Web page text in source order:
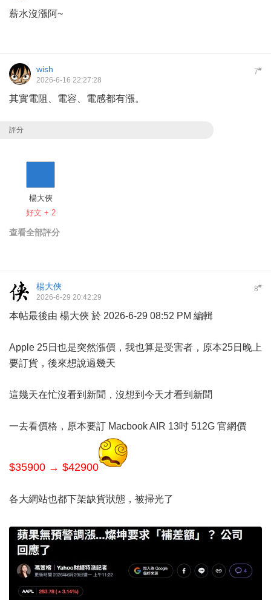
薪水沒漲阿~
7#
wish
2026-6-16 22:27:28
其實電阻、電容、電感都有漲。
評分
楊大俠
好文 + 2
查看全部評分
8#
楊大俠
2026-6-29 20:42:29
本帖最後由 楊大俠 於 2026-6-29 08:52 PM 編輯
Apple 25日也是突然漲價，我也算是受害者，原本25日晚上
要訂貨，後來想說過幾天
這幾天在忙沒看到新聞，沒想到今天才看到新聞
一去看價格，原本要訂 Macbook AIR 13吋 512G 官網價
$35900 → $42900
各大網站也都下架缺貨狀態，被掃光了